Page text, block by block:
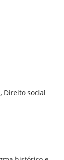
Direito social